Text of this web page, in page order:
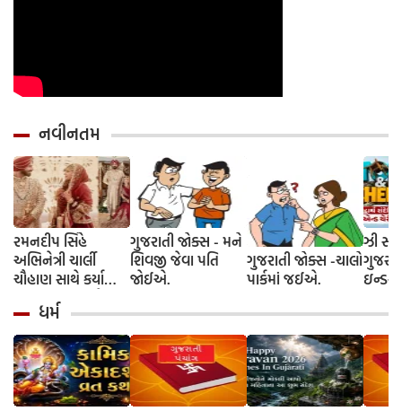
નવીનતમ
રમનદીપ સિંહે
અભિનેત્રી ચાર્લી
ચૌહાણ સાથે કર્યા
લગ્ન, જશ્નમાં ક્રિકેટ
જગતના કલાકારોની
હાજરી
ગુજરાતી જોક્સ - મને
શિવજી જેવા પતિ
જોઈએ.
ગુજરાતી જોક્સ -ચાલો
પાર્કમાં જઈએ.
ઝી
ચેરી'
રિલીઝ
ધર્મ